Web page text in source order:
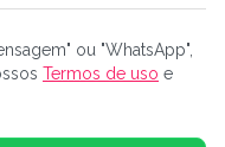
ou "WhatsApp",
Termos de uso e